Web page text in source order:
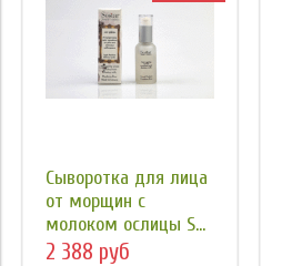
Сыворотка для лица
от морщин с
молоком ослицы S...
2 388 руб